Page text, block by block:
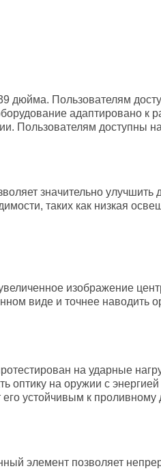
дюйма. Пользователям
адаптировано к
Пользователям доступны
значительно улучшить
таких как низкая
изображение
виде и точнее наводить
на ударные
оптику на оружии с
его устойчивым к
элемент позволяет